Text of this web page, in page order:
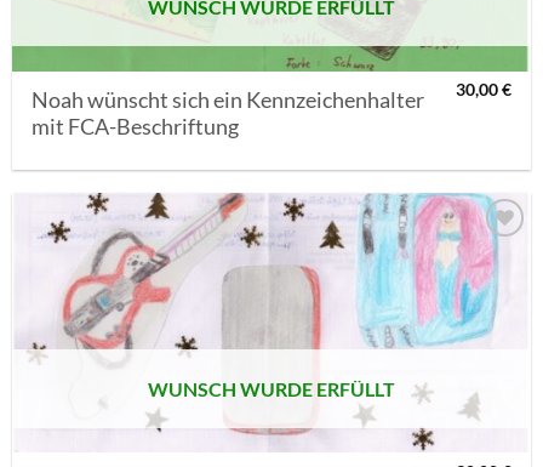
WUNSCH WURDE ERFÜLLT
Noah wünscht sich ein Kennzeichenhalter
mit FCA-Beschriftung
30,00€
AUF MEINE
MERKLISTE
SETZEN
WUNSCH WURDE ERFÜLLT